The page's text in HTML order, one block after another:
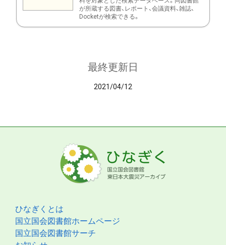
が所蔵する図書、レポート、会議資料、雑誌、
Docketが検索できる。
最終更新日
2021/04/12
ひなぎくとは
国立国会図書館ホームページ
国立国会図書館サーチ